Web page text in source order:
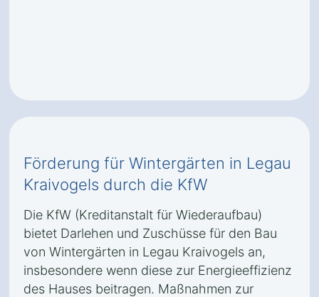
Förderung für Wintergärten in Legau
Kraivogels durch die KfW
Die KfW (Kreditanstalt für Wiederaufbau)
bietet Darlehen und Zuschüsse für den Bau
von Wintergärten in Legau Kraivogels an,
insbesondere wenn diese zur Energieeffizienz
des Hauses beitragen. Maßnahmen zur